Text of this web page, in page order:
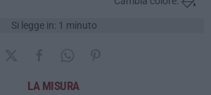
Si legge in: 1 minuto
LA MISURA